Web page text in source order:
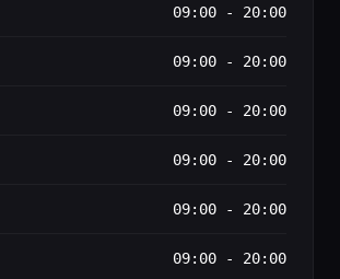
09:00 - 20:00
09:00 - 20:00
09:00 - 20:00
09:00 - 20:00
09:00 - 20:00
09:00 - 20:00